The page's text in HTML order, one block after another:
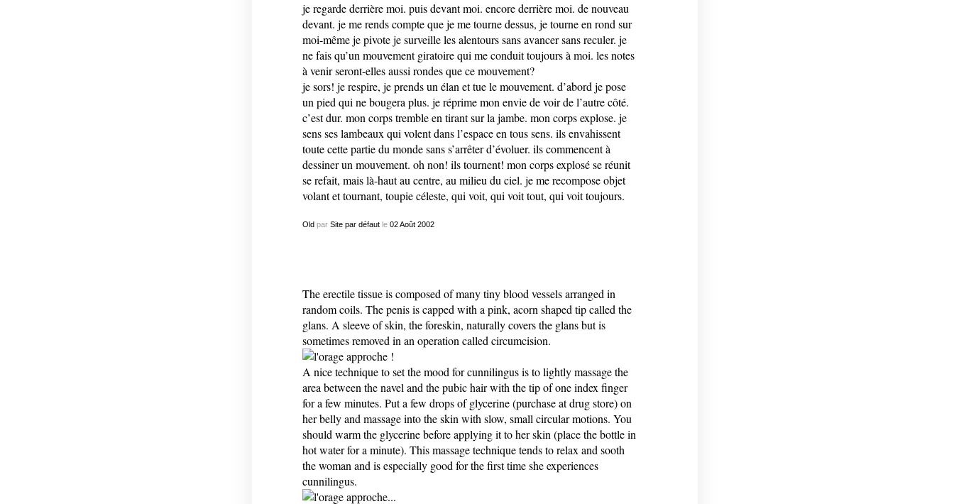
je regarde derrière moi. puis devant moi. encore derrière moi. de nouveau
devant. je me rends compte que je me tourne dessus, je tourne en rond sur
moi-même je pivote je surveille les alentours sans avancer sans reculer. je
ne fais qu’un mouvement giratoire qui me conduit toujours à moi. les notes
à venir seront-elles aussi rondes que ce mouvement?
je sors! je respire, je prends un élan et tue le mouvement. d’abord je pose
un pied qui ne bougera plus. je réprime mon envie de voir de l’autre côté.
c’est dur. mon corps tremble en tirant sur la jambe. mon corps explose. je
sens ses lambeaux qui volent dans l’espace en tous sens. ils envahissent
toute cette partie du monde sans s’arrêter d’évoluer. ils commencent à
dessiner un mouvement. oh non! ils tournent! mon corps explosé se réunit
se refait, mais là-haut au centre, au milieu du ciel. je me recompose objet
volant et tournant, toupie céleste, qui voit, qui voit tout, qui voit toujours.
Oldpar Site par défautle 02 Août 2002
The erectile tissue is composed of many tiny blood vessels arranged in
random coils. The penis is capped with a pink, acorn shaped tip called the
glans. A sleeve of skin, the foreskin, naturally covers the glans but is
sometimes removed in an operation called circumcision.
A nice technique to set the mood for cunnilingus is to lightly massage the
area between the navel and the pubic hair with the tip of one index finger
for a few minutes. Put a few drops of glycerine (purchase at drug store) on
her belly and massage into the skin with slow, small circular motions. You
should warm the glycerine before applying it to her skin (place the bottle in
hot water for a minute). This massage technique tends to relax and sooth
the woman and is especially good for the first time she experiences
cunnilingus.